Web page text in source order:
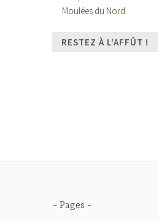
Moulées du Nord.
Pages